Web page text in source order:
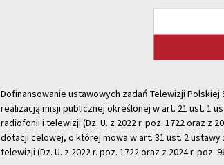
Dofinansowanie ustawowych zadań Telewizji Polskiej
realizacją misji publicznej określonej w art. 21 ust. 1
radiofonii i telewizji (Dz. U. z 2022 r. poz. 1722 oraz z
dotacji celowej, o której mowa w art. 31 ust. 2 ustawy
telewizji (Dz. U. z 2022 r. poz. 1722 oraz z 2024 r. poz.